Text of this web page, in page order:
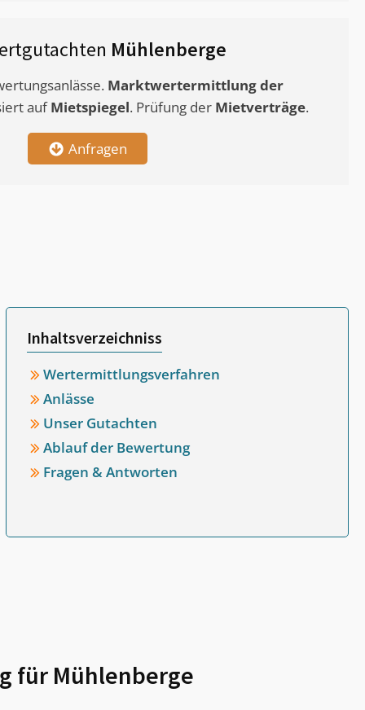
Mühlenberge
Marktwertermittlungder
aufMietspiegel. Prüfung der Mietverträge.
Anfragen
Inhaltsverzeichniss
Wertermittlungsverfahren
Anlässe
Unser Gutachten
Ablauf der Bewertung
Fragen & Antworten
für Mühlenberge